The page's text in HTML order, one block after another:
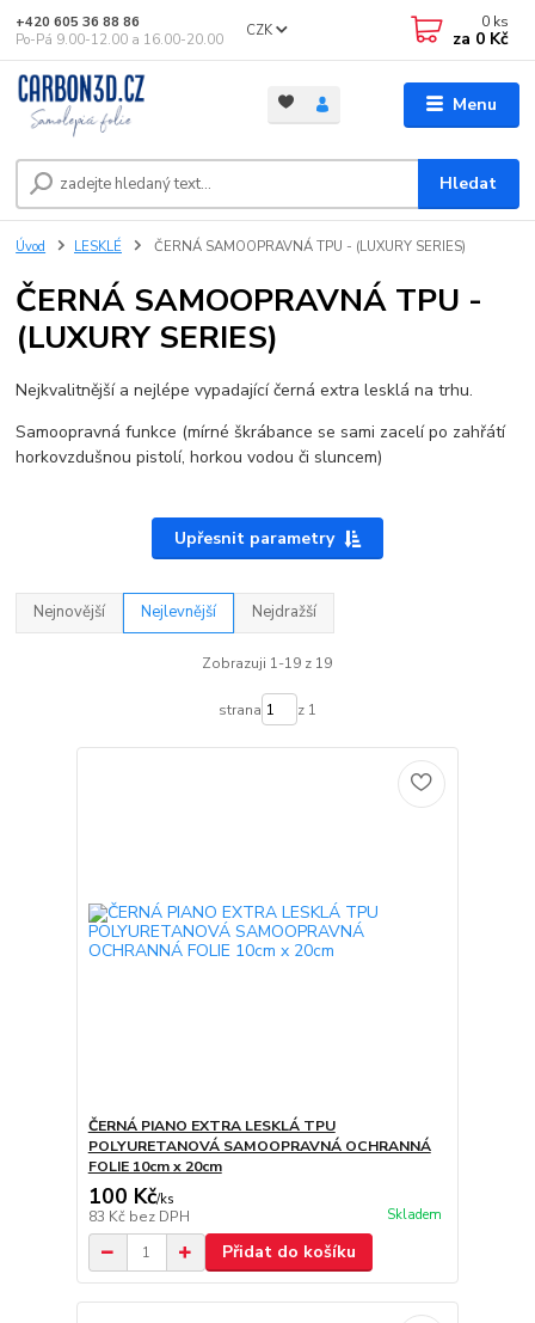
Menu
CZK
Hledat
+420 605 36 88 86
Po-Pá 9.00-12.00 a 16.00-20.00
0 ks
za 0 Kč
Úvod LESKLÉ ČERNÁ SAMOOPRAVNÁ TPU - (LUXURY SERIES)
ČERNÁ SAMOOPRAVNÁ TPU -
(LUXURY SERIES)
Nejkvalitnější a nejlépe vypadající černá extra lesklá na trhu.
Samoopravná funkce (mírné škrábance se sami zacelí po zahřátí
horkovzdušnou pistolí, horkou vodou či sluncem)
Upřesnit parametry
Nejnovější Nejlevnější Nejdražší
Zobrazuji 1-19 z 19
strana z 1
ČERNÁ PIANO EXTRA LESKLÁ TPU
POLYURETANOVÁ SAMOOPRAVNÁ OCHRANNÁ
FOLIE 10cm x 20cm
100 Kč/ks
83 Kč bez DPH Skladem
Přidat do košíku